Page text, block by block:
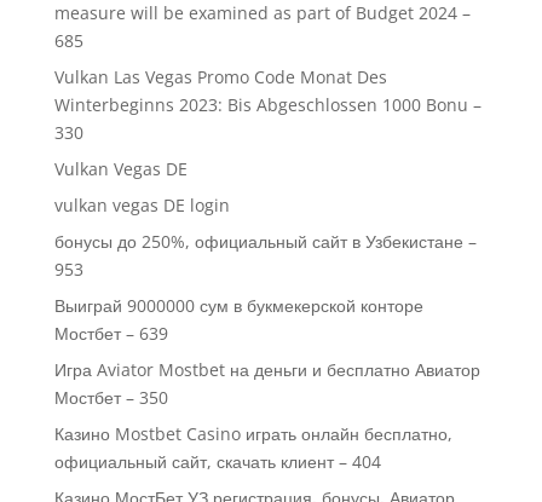
measure will be examined as part of Budget 2024 –
685
Vulkan Las Vegas Promo Code Monat Des
Winterbeginns 2023: Bis Abgeschlossen 1000 Bonu –
330
Vulkan Vegas DE
vulkan vegas DE login
бонусы до 250%, официальный сайт в Узбекистане –
953
Выиграй 9000000 сум в букмекерской конторе
Мостбет – 639
Игра Aviator Mostbet на деньги и бесплатно Авиатор
Мостбет – 350
Казино Mostbet Casino играть онлайн бесплатно,
официальный сайт, скачать клиент – 404